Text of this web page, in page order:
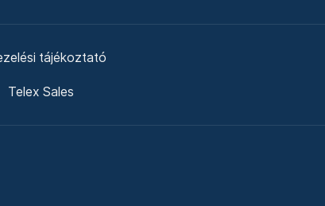
tájékoztató
Telex Sales